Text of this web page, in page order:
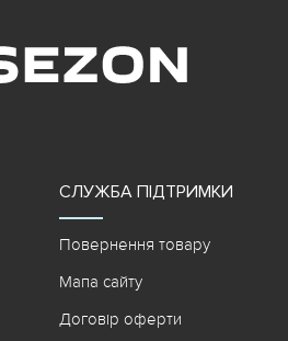
СЛУЖБА ПІДТРИМКИ
Повернення товару
Мапа сайту
Договір оферти